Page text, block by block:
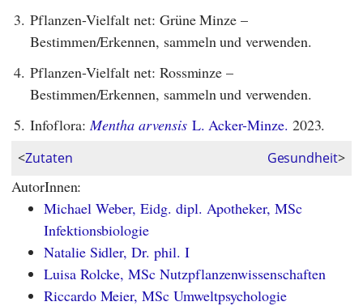
3. Pflanzen-Vielfalt net: Grüne Minze –
Bestimmen/Erkennen, sammeln und verwenden.
4. Pflanzen-Vielfalt net: Rossminze –
Bestimmen/Erkennen, sammeln und verwenden.
5. Infoflora:Mentha arvensisL. Acker-Minze. 2023.
<Zutaten Gesundheit>
AutorInnen:
Michael Weber, Eidg. dipl. Apotheker, MSc
Infektionsbiologie
Natalie Sidler, Dr. phil. I
Luisa Rolcke, MSc Nutzpflanzenwissenschaften
Riccardo Meier, MSc Umweltpsychologie